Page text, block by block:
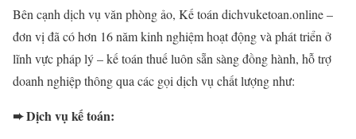
Bên cạnh dịch vụ văn phòng ảo, Kế toán dichvuketoan.online –
đơn vị đã có hơn 16 năm kinh nghiệm hoạt động và phát triển ở
lĩnh vực pháp lý – kế toán thuế luôn sẵn sàng đồng hành, hỗ trợ
doanh nghiệp thông qua các gọi dịch vụ chất lượng như:
➨ Dịch vụ kế toán: